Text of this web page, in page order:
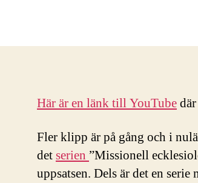
Här är en länk till YouTube
Fler klipp är på gång och i
detserien ”Missionell
uppsatsen. Dels är det en